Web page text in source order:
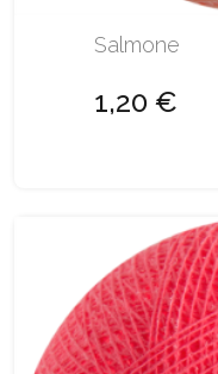
Salmone
1,20 €